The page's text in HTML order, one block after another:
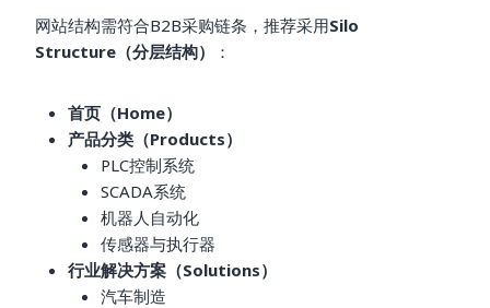
网站结构需符合B2B采购链条，推荐采用Silo
Structure（分层结构）
：
首页（Home）
产品分类（Products）
PLC控制系统
SCADA系统
机器人自动化
传感器与执行器
行业解决方案（Solutions）
汽车制造